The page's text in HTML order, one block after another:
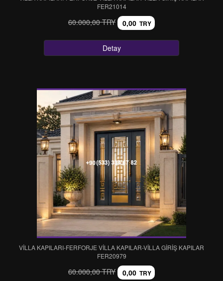
FER21014
60.000,00 TRY 0,00 TRY
Detay
VİLLA KAPILARI-FERFORJE VİLLA KAPILAR-VİLLA GİRİŞ KAPILAR
FER20979
60.000,00 TRY 0,00 TRY